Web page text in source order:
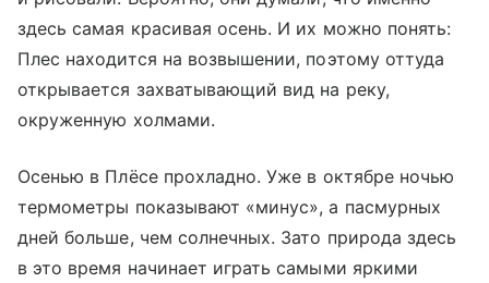
здесь самая красивая осень. И их можно понять:
Плес находится на возвышении, поэтому оттуда
открывается захватывающий вид на реку,
окруженную холмами.
Осенью в Плёсе прохладно. Уже в октябре ночью
термометры показывают «минус», а пасмурных
дней больше, чем солнечных. Зато природа здесь
в это время начинает играть самыми яркими